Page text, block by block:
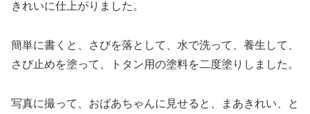
きれいに仕上がりました。
簡単に書くと、さびを落として、水で洗って、養生して、
さび止めを塗って、トタン用の塗料を二度塗りしました。
写真に撮って、おばあちゃんに見せると、まあきれい、と